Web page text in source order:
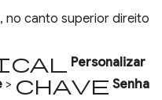
no canto superior direito
Personalizar
> chave Senha